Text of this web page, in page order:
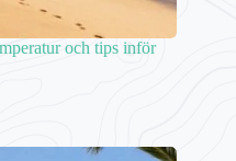
och tips inför